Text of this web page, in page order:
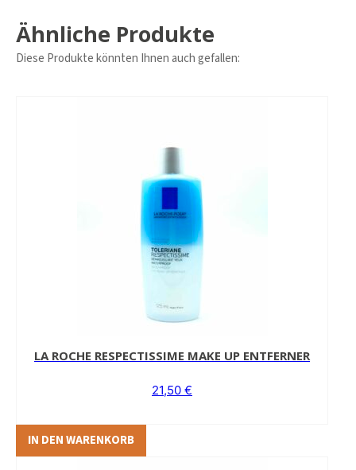
Ähnliche Produkte
Diese Produkte könnten Ihnen auch gefallen:
LA ROCHE RESPECTISSIME MAKE UP ENTFERNER
21,50 €
IN DEN WARENKORB